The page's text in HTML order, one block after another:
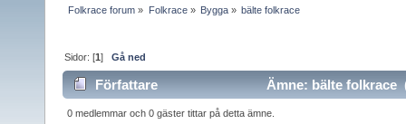
Folkrace forum » Folkrace» Bygga» bälte folkrace
Sidor: [1]Gå ned
Författare Ämne: bälte folkrace
0 medlemmar och 0 gäster tittar på detta ämne.